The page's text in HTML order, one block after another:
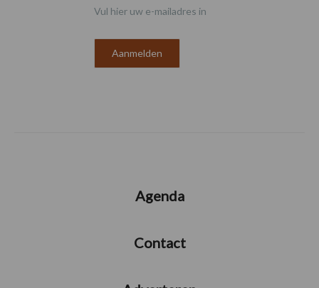
Vul hier uw e-mailadres in
Agenda
Contact